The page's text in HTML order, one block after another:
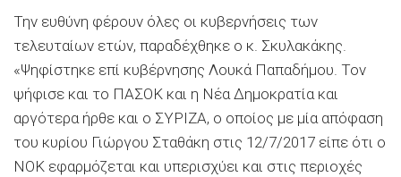
Την ευθύνη φέρουν όλες οι κυβερνήσεις των
τελευταίων ετών, παραδέχθηκε ο κ. Σκυλακάκης.
«Ψηφίστηκε επί κυβέρνησης Λουκά Παπαδήμου. Τον
ψήφισε και το ΠΑΣΟΚ και η Νέα Δημοκρατία και
αργότερα ήρθε και ο ΣΥΡΙΖΑ, ο οποίος με μία απόφαση
του κυρίου Γιώργου Σταθάκη στις 12/7/2017 είπε ότι ο
ΝΟΚ εφαρμόζεται και υπερισχύει και στις περιοχές